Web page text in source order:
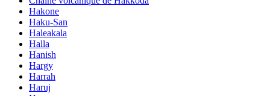
Hakone
Haku-San
Haleakala
Halla
Hanish
Hargy
Harrah
Haruj